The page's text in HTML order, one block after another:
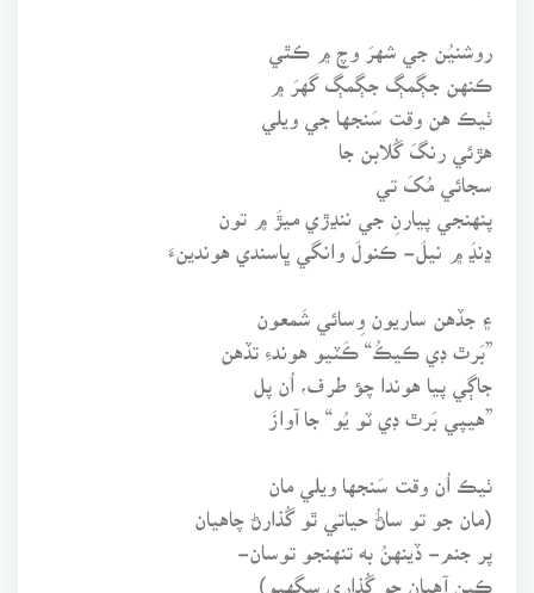
ڪنهن جڳمڳ جڳمڳ گهرَ ۾
ٺيڪ هن وقت سَنجها جي ويلي
هڙئي رنگَ گُلابن جا
سجائي مُکَ تي
پنهنجي پيارنِ جي ننڍڙي ميڙَ ۾ تون
ڍنڍَ ۾ نيلَ- ڪنولَ وانگي ڀاسندي هوندينءَ
۽ جڏهن ساريون وِسائي شَمعون
”بَرٿ ڊي ڪيڪُ“ ڪَٽيو هوندءِ تڏهن
جاڳي پيا هوندا چؤ طرف، اُن پل
”هيپي بَرٿ ڊي ٽو يُو“ جا آوازَ
ٺيڪ اُن وقت سَنجها ويلي مان
(مان جو تو ساڻُ حياتي ٿو گُذارڻ چاهيان
پر جنم- ڏينهنُ به تنهنجو توسان-
ڪين آهيان جو گُذاري سگهيو)